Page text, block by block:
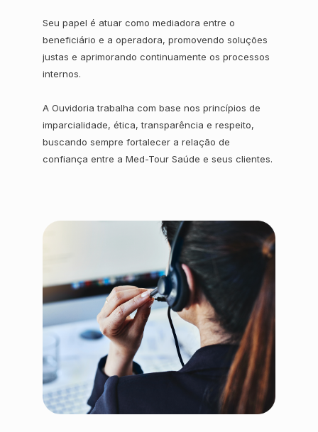
Seu papel é atuar como mediadora entre o
beneficiário e a operadora, promovendo soluções
justas e aprimorando continuamente os processos
internos.
A Ouvidoria trabalha com base nos princípios de
imparcialidade, ética, transparência e respeito,
buscando sempre fortalecer a relação de
confiança entre a Med-Tour Saúde e seus clientes.